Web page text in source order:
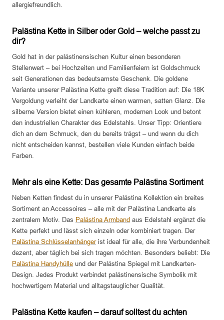
allergiefreundlich.
Palästina Kette in Silber oder Gold – welche passt zu
dir?
Gold hat in der palästinensischen Kultur einen besonderen
Stellenwert – bei Hochzeiten und Familienfeiern ist Goldschmuck
seit Generationen das bedeutsamste Geschenk. Die goldene
Variante unserer Palästina Kette greift diese Tradition auf: Die 18K
Vergoldung verleiht der Landkarte einen warmen, satten Glanz. Die
silberne Version bietet einen kühleren, modernen Look und betont
den industriellen Charakter des Edelstahls. Unser Tipp: Orientiere
dich an dem Schmuck, den du bereits trägst – und wenn du dich
nicht entscheiden kannst, bestellen viele Kunden einfach beide
Farben.
Mehr als eine Kette: Das gesamte Palästina Sortiment
Neben Ketten findest du in unserer Palästina Kollektion ein breites
Sortiment an Accessoires – alle mit der Palästina Landkarte als
zentralem Motiv. Das Palästina Armband aus Edelstahl ergänzt die
Kette perfekt und lässt sich einzeln oder kombiniert tragen. Der
Palästina Schlüsselanhängerist ideal für alle, die ihre Verbundenheit
dezent, aber täglich bei sich tragen möchten. Besonders beliebt: Die
Palästina Handyhülle und der Palästina Spiegel mit Landkarten-
Design. Jedes Produkt verbindet palästinensische Symbolik mit
hochwertigem Material und alltagstauglicher Qualität.
Palästina Kette kaufen – darauf solltest du achten